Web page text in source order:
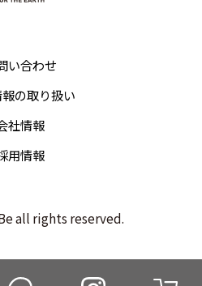
い合わせ
の取り扱い
社情報
用情報
all rights reserved.